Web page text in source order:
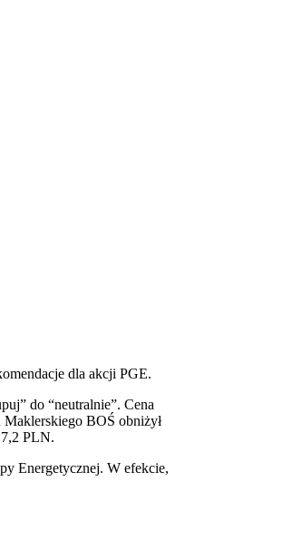
dla akcji PGE.
do “neutralnie”. Cena
BOŚ obniżył
7,2 PLN.
Energetycznej. W efekcie,